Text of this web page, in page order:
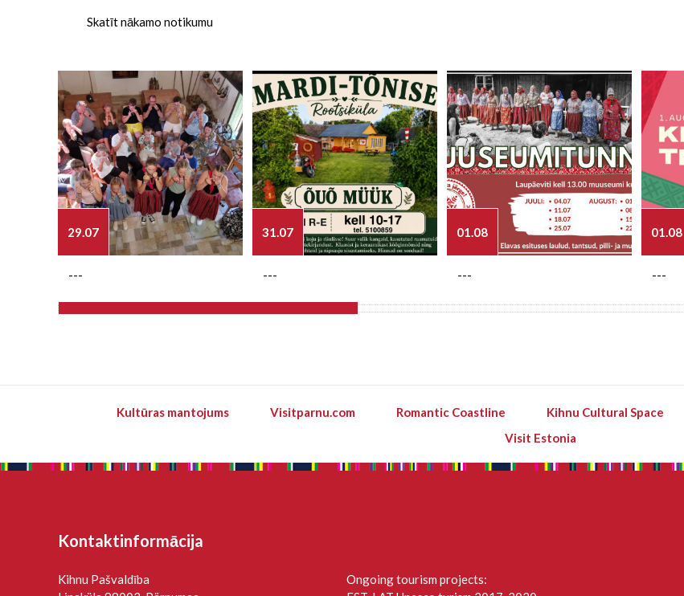
Skatīt nākamo notikumu
29.07
---
31.07
---
01.08
---
01.08
---
Kultūras mantojums Visitparnu.com Romantic Coastline Kihnu Cultural Space
Visit Estonia
Kontaktinformācija
Kihnu Pašvaldība
Ongoing tourism projects: